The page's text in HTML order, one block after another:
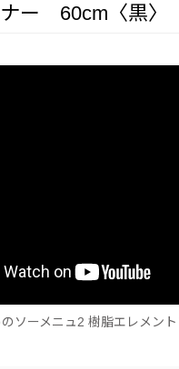
ー 60cm〈黒〉
ソーメニュ2 樹脂エレメン